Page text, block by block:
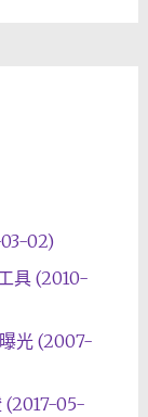
02)
具 (2010-
光 (2007-
(2017-05-